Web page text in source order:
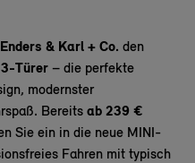
& Karl + Co. den
3-Türer – die perfekte
modernster
Bereits ab 239 €
Sie ein in die neue MINI-
Fahren mit typisch